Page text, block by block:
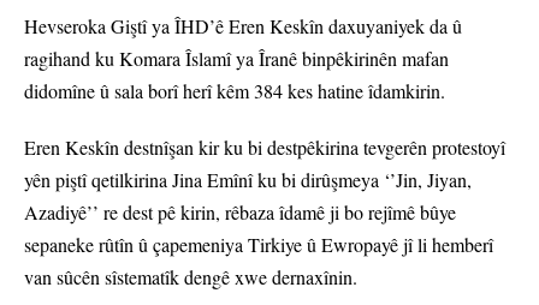
Hevseroka Giştî ya ÎHD’ê Eren Keskîn daxuyaniyek da û
ragihand ku Komara Îslamî ya Îranê binpêkirinên mafan
didomîne û sala borî herî kêm 384 kes hatine îdamkirin.
Eren Keskîn destnîşan kir ku bi destpêkirina tevgerên protestoyî
yên piştî qetilkirina Jina Emînî ku bi dirûşmeya ‘’Jin, Jiyan,
Azadiyê’’ re dest pê kirin, rêbaza îdamê ji bo rejîmê bûye
sepaneke rûtîn û çapemeniya Tirkiye û Ewropayê jî li hemberî
van sûcên sîstematîk dengê xwe dernaxînin.